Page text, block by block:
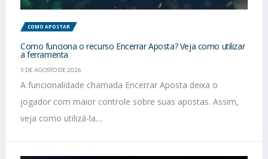
COMO APOSTAR
Como funciona o recurso Encerrar Aposta? Veja como utilizar
a ferramenta
5 DE AGOSTO DE 2026
A funcionalidade chamada Encerrar Aposta deixa o
jogador com maior controle sobre suas apostas. Assim,
veja como utilizá-la....